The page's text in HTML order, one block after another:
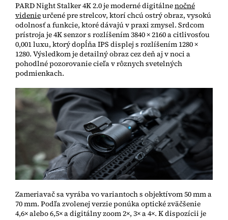
PARD Night Stalker 4K 2.0 je moderné digitálnenočné
videnieurčené pre strelcov, ktorí chcú ostrý obraz, vysokú
odolnosť a funkcie, ktoré dávajú v praxi zmysel. Srdcom
prístroja je 4K senzor s rozlíšením 3840 × 2160 a citlivosťou
0,001 luxu, ktorý dopĺňa IPS displej s rozlíšením 1280 ×
1280. Výsledkom je detailný obraz cez deň aj v noci a
pohodlné pozorovanie cieľa v rôznych svetelných
podmienkach.
Zameriavač sa vyrába vo variantoch s objektívom 50 mm a
70 mm. Podľa zvolenej verzie ponúka optické zväčšenie
4,6× alebo 6,5× a digitálny zoom 2×, 3× a 4×. K dispozícii je